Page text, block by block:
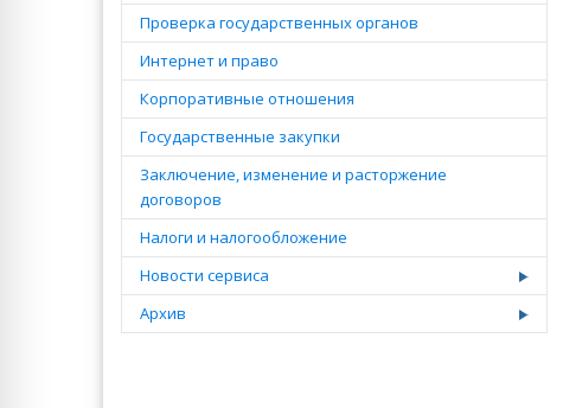
Проверка государственных органов
Интернет и право
Корпоративные отношения
Государственные закупки
Заключение, изменение и расторжение
договоров
Налоги и налогообложение
Новости сервиса
Архив